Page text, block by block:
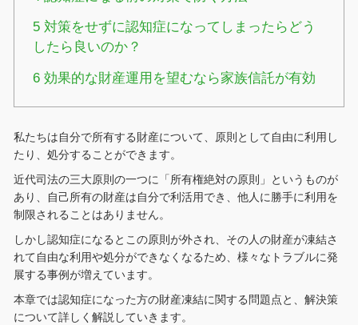
5 対策をせずに認知症になってしまったらどう
したら良いのか？
6 効果的な財産運用を望むなら家族信託が有効
私たちは自分で所有する財産について、原則として自由に利用し
たり、処分することができます。
近代司法の三大原則の一つに「所有権絶対の原則」というものが
あり、自己所有の財産は自分で利活用でき、他人に勝手に利用を
制限されることはありません。
しかし認知症になるとこの原則が外され、その人の財産が凍結さ
れて自由な利用や処分ができなくなるため、様々なトラブルに発
展する事例が増えています。
本章では認知症になった方の財産凍結に関する問題点と、解決策
について詳しく解説していきます。